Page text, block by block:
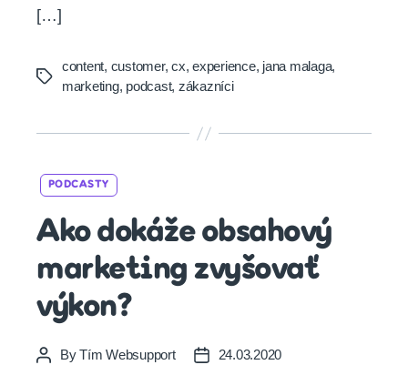
[…]
Tags
content, customer,cx,experience, jana malaga,
marketing, podcast, zákazníci
PODCASTY
Ako dokáže obsahový
marketing zvyšovať
výkon?
PostByTím Websupport
Post24.03.2020